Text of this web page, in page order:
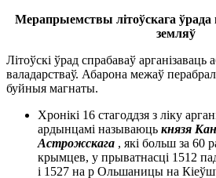
Мерапрыемствы літоўскага ўрада
земляў
Літоўскі ўрад спрабаваў
валадарстваў. Абарона межаў
буйныя магнаты.
Хронікі 16 стагоддзя з ліку
ардынцамі называюць князя
Астрожскага , які больш за 60
крымцев, у прыватнасці 1512
і 1527 на р Ольшаницы на